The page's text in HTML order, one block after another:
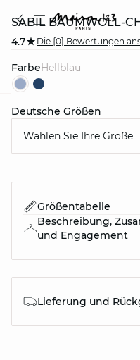
SABIL BAUMWOLL-
4.7 Die {0} Bewertungen
Farbe hellblau
Deutsche Größen
Wählen Sie Ihre Größe
Größentabelle
Beschreibung,
und Engagement
Lieferung und